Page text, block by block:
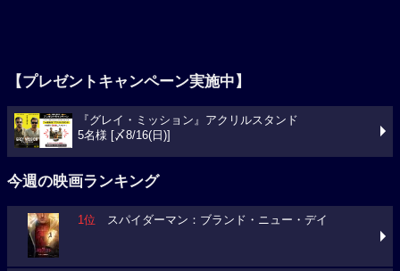
【プレゼントキャンペーン実施中】
『グレイ・ミッション』アクリルスタンド
5名様 [〆8/16(日)]
今週の映画ランキング
1位 スパイダーマン：ブランド・ニュー・デイ